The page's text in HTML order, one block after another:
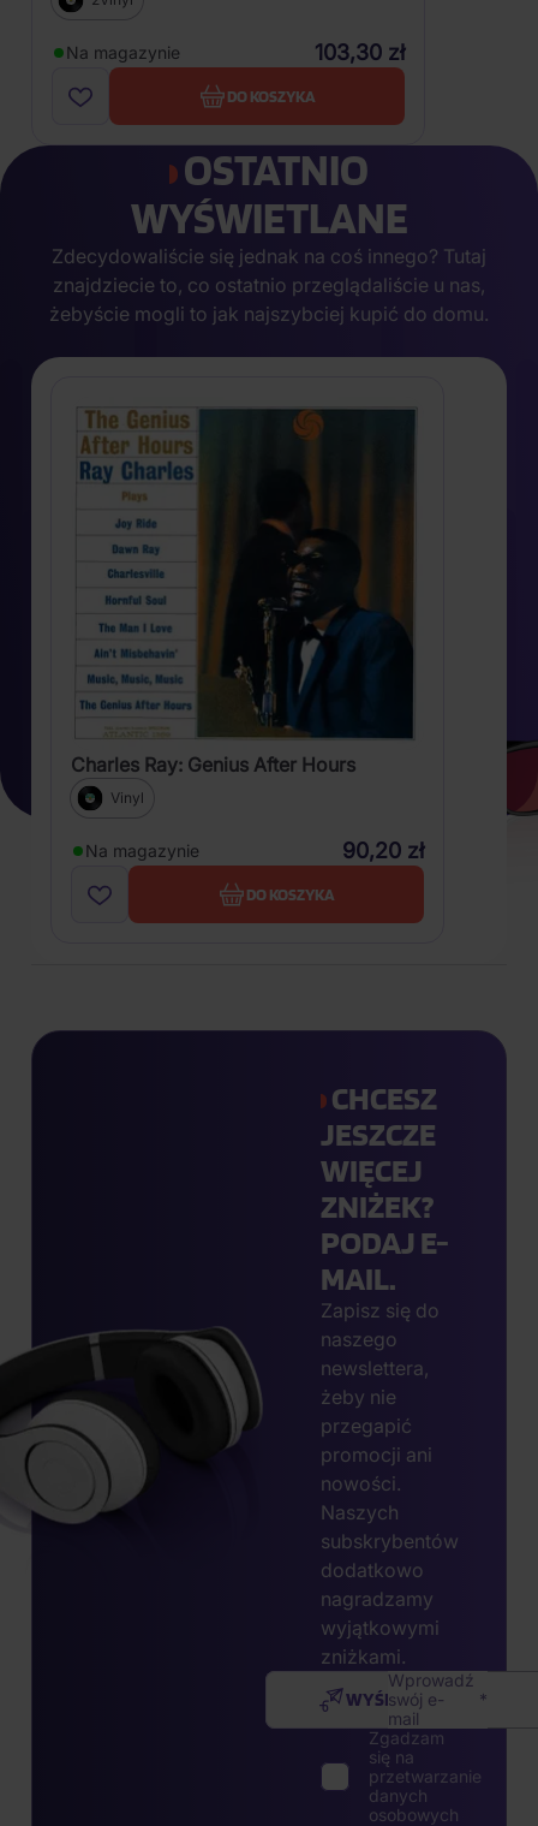
Na magazynie 103,30 zł
DO KOSZYKA
OSTATNIO
WYŚWIETLANE
Zdecydowaliście się jednak na coś innego? Tutaj
znajdziecie to, co ostatnio przeglądaliście u nas,
żebyście mogli to jak najszybciej kupić do domu.
Charles Ray: Genius After Hours
Vinyl
Na magazynie 90,20 zł
DO KOSZYKA
CHCESZ
JESZCZE
WIĘCEJ
ZNIŻEK?
PODAJ E-
MAIL.
Zapisz się do
naszego
newslettera,
żeby nie
przegapić
promocji ani
nowości.
Naszych
subskrybentów
dodatkowo
nagradzamy
wyjątkowymi
zniżkami.
Wprowadź
swój e-
mail
WYŚLIJ
Zgadzam
się na
przetwarzanie
danych
osobowych